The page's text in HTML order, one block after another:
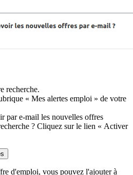
recherche.
« Mes alertes emploi » de votre
par e-mail les nouvelles offres
? Cliquez sur le lien « Activer
d'emploi, vous pouvez l'ajouter à